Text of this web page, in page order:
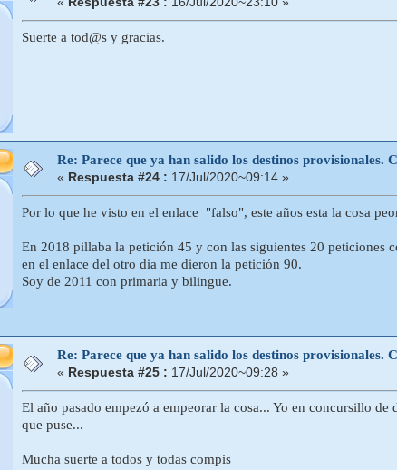
Suerte a tod@s y gracias.
Re: Parece que ya han salido los destinos provisionales.
« Respuesta #24 : 17/Jul/2020~09:14 »
Por lo que he visto en el enlace "falso", este años esta la cosa
En 2018 pillaba la petición 45 y con las siguientes 20 peticiones
en el enlace del otro dia me dieron la petición 90.
Soy de 2011 con primaria y bilingue.
Re: Parece que ya han salido los destinos provisionales.
« Respuesta #25 : 17/Jul/2020~09:28 »
El año pasado empezó a empeorar la cosa... Yo en concursillo
que puse...
Mucha suerte a todos y todas compis